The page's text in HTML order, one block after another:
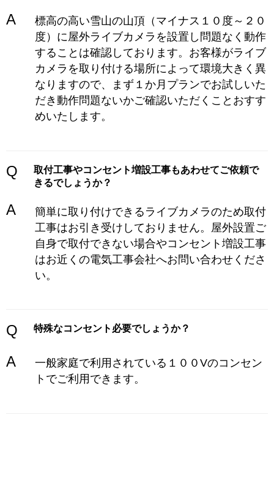
A
標高の高い雪山の山頂（マイナス１０度～２０
度）に屋外ライブカメラを設置し問題なく動作
することは確認しております。お客様がライブ
カメラを取り付ける場所によって環境大きく異
なりますので、まず１か月プランでお試しいた
だき動作問題ないかご確認いただくことおすす
めいたします。
Q
取付工事やコンセント増設工事もあわせてご依頼で
きるでしょうか？
A
簡単に取り付けできるライブカメラのため取付
工事はお引き受けしておりません。屋外設置ご
自身で取付できない場合やコンセント増設工事
はお近くの電気工事会社へお問い合わせくださ
い。
Q 特殊なコンセント必要でしょうか？
A
一般家庭で利用されている１００Vのコンセン
トでご利用できます。